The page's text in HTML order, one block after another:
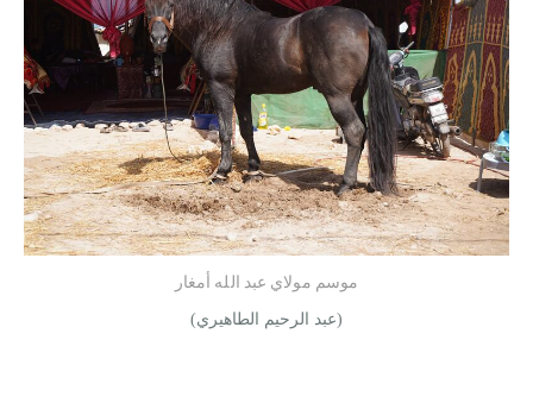
موسم مولاي عبد الله أمغار
(عبد الرحيم الطاهيري)